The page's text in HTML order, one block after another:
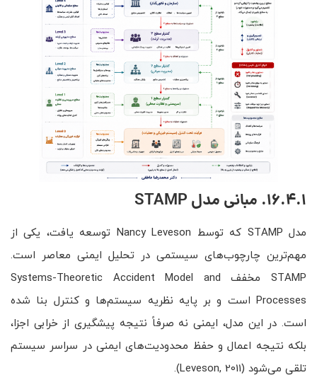
16.4.1. مبانی مدل STAMP
مدل STAMP که توسط Nancy Leveson توسعه یافت، یکی از
مهم‌ترین چارچوب‌های سیستمی در تحلیل ایمنی معاصر است.
STAMP مخفف Systems-Theoretic Accident Model and
Processes است و بر پایه نظریه سیستم‌ها و کنترل بنا شده
است. در این مدل، ایمنی نه صرفاً نتیجه پیشگیری از خرابی اجزا،
بلکه نتیجه اعمال و حفظ محدودیت‌های ایمنی در سراسر سیستم
تلقی می‌شود (Leveson, 2011).